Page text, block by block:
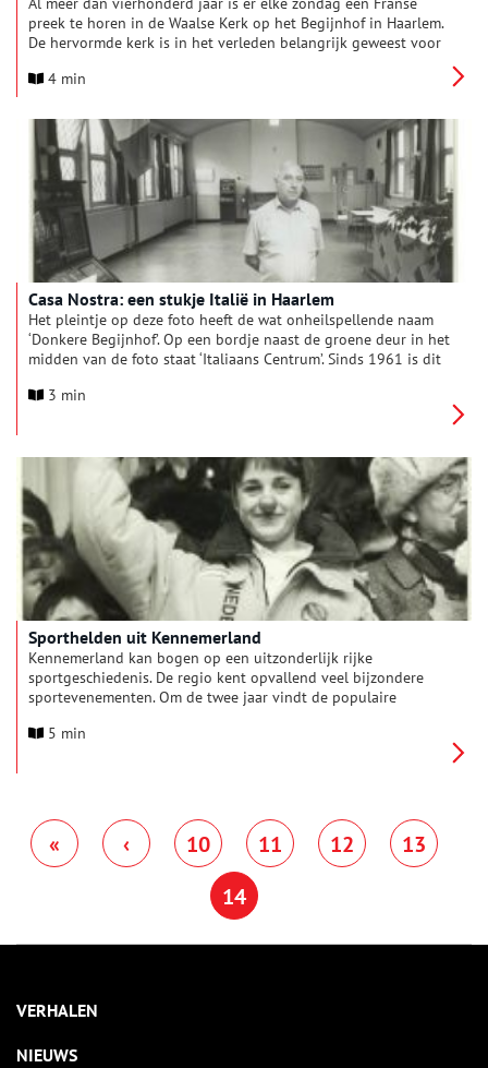
preek te horen in de Waalse Kerk op het Begijnhof in Haarlem.
De hervormde kerk is in het verleden belangrijk geweest voor
4 min
Casa Nostra: een stukje Italië in Haarlem
Het pleintje op deze foto heeft de wat onheilspellende naam
‘Donkere Begijnhof’. Op een bordje naast de groene deur in het
midden van de foto staat ‘Italiaans Centrum’. Sinds 1961 is dit
Huis). Casa Nostra was bedoeld als ontmoetingsruimte voor de
Kousenfabriek Hin en de Koninklijke Hoogovens.
3 min
Sporthelden uit Kennemerland
Kennemerland kan bogen op een uitzonderlijk rijke
sportgeschiedenis. De regio kent opvallend veel bijzondere
sportevenementen. Om de twee jaar vindt de populaire
stadion. Pim Mulier was één van de grootste sporthelden uit
5 min
« ‹ 10 11 12
13
14
VERHALEN
NIEUWS